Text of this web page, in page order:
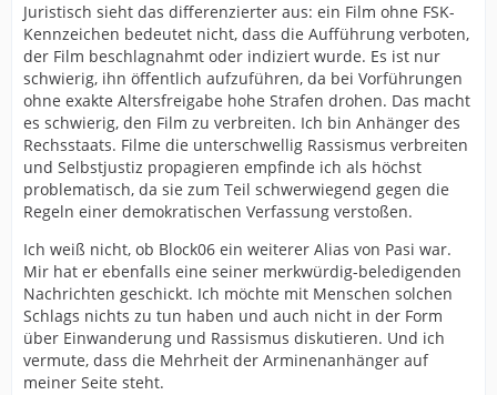
Juristisch sieht das differenzierter aus: ein Film ohne FSK-
Kennzeichen bedeutet nicht, dass die Aufführung verboten,
der Film beschlagnahmt oder indiziert wurde. Es ist nur
schwierig, ihn öffentlich aufzuführen, da bei Vorführungen
ohne exakte Altersfreigabe hohe Strafen drohen. Das macht
es schwierig, den Film zu verbreiten. Ich bin Anhänger des
Rechsstaats. Filme die unterschwellig Rassismus verbreiten
und Selbstjustiz propagieren empfinde ich als höchst
problematisch, da sie zum Teil schwerwiegend gegen die
Regeln einer demokratischen Verfassung verstoßen.
Ich weiß nicht, ob Block06 ein weiterer Alias von Pasi war.
Mir hat er ebenfalls eine seiner merkwürdig-beledigenden
Nachrichten geschickt. Ich möchte mit Menschen solchen
Schlags nichts zu tun haben und auch nicht in der Form
über Einwanderung und Rassismus diskutieren. Und ich
vermute, dass die Mehrheit der Arminenanhänger auf
meiner Seite steht.